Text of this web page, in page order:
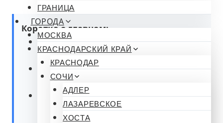
ГРАНИЦА
ГОРОДА
МОСКВА
КРАСНОДАРСКИЙ КРАЙ
КРАСНОДАР
СОЧИ
АДЛЕР
ЛАЗАРЕВСКОЕ
ХОСТА
Коротко о главном:
В Москве прошла стажировка для
специалистов из ДНР.
Цель стажировки — подготовка к
созданию госпитальной школы.
Мероприятие поддержано
Министерством просвещения РФ.